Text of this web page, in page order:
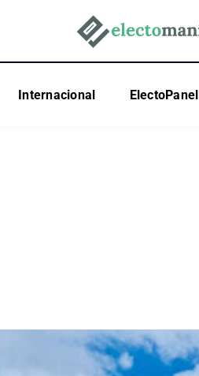
Internacional ElectoPanel